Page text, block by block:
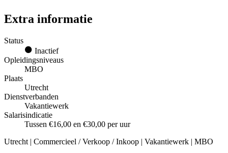
Extra informatie
Status
Inactief
Opleidingsniveaus
MBO
Plaats
Utrecht
Dienstverbanden
Vakantiewerk
Salarisindicatie
Tussen €16,00 en €30,00 per uur
Utrecht | Commercieel / Verkoop / Inkoop | Vakantiewerk | MBO